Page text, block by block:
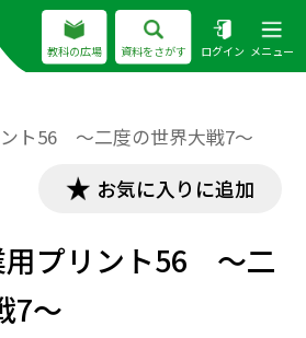
教科の広場 資料をさがす ログイン メニュー
ト56 ～二度の世界大戦7～
お気に入りに追加
用プリント56 ～二
7～